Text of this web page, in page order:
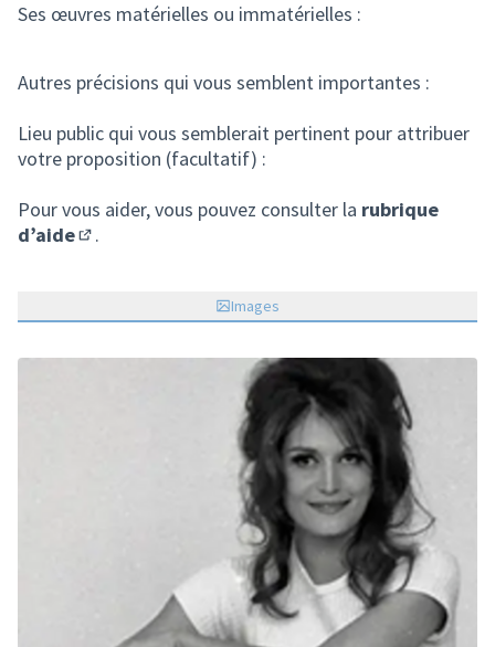
Ses œuvres matérielles ou immatérielles :
Autres précisions qui vous semblent importantes :
Lieu public qui vous semblerait pertinent pour attribuer
votre proposition (facultatif) :
Pour vous aider, vous pouvez consulter la rubrique
d’aide
.
Images